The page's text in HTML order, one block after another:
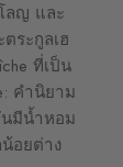
ลญ และ
ระกูลเฮ
ที่เป็น
คำนิยาม
มีน้ำหอม
อยต่าง